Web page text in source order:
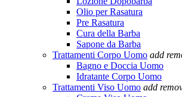
Olio per Rasatura
Pre Rasatura
Cura della Barba
Sapone da Barba
Trattamenti Corpo Uomo add
Bagno e Doccia Uomo
Idratante Corpo Uomo
Trattamenti Viso Uomo add